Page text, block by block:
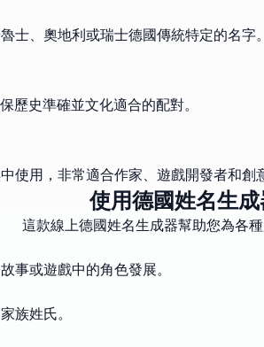
士、奧地利或瑞士德國傳統特定的名字。
歷史準確並文化適合的配對。
使用，非常適合作家、遊戲開發者和創
使用德國姓名生
這款線上德國姓名生成器幫助您為各
事或遊戲中的角色發展。
族姓氏。